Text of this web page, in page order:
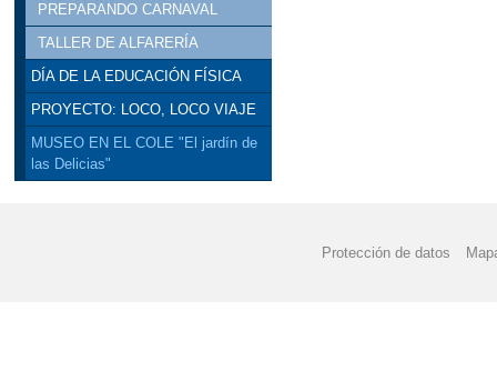
PREPARANDO CARNAVAL
TALLER DE ALFARERÍA
DÍA DE LA EDUCACIÓN FÍSICA
PROYECTO: LOCO, LOCO VIAJE
MUSEO EN EL COLE "El jardín de
las Delicias"
Protección de datos